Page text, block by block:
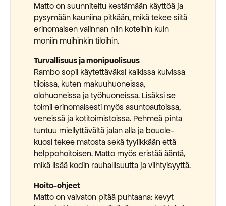
Matto on suunniteltu kestämään käyttöä ja
pysymään kauniina pitkään, mikä tekee siitä
erinomaisen valinnan niin koteihin kuin
moniin muihinkin tiloihin.
Turvallisuus ja monipuolisuus
Rambo sopii käytettäväksi kaikissa kuivissa
tiloissa, kuten makuuhuoneissa,
olohuoneissa ja työhuoneissa. Lisäksi se
toimii erinomaisesti myös asuntoautoissa,
veneissä ja kotitoimistoissa. Pehmeä pinta
tuntuu miellyttävältä jalan alla ja boucle-
kuosi tekee matosta sekä tyylikkään että
helppohoitoisen. Matto myös eristää ääntä,
mikä lisää kodin rauhallisuutta ja viihtyisyyttä.
Hoito-ohjeet
Matto on vaivaton pitää puhtaana: kevyt